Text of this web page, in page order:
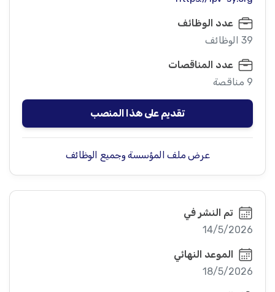
عدد الوظائف
39 الوظائف
عدد المناقصات
9 مناقصة
تقديم على هذا المنصب
عرض ملف المؤسسة وجميع الوظائف
تم النشر في
14/5/2026
الموعد النهائي
18/5/2026